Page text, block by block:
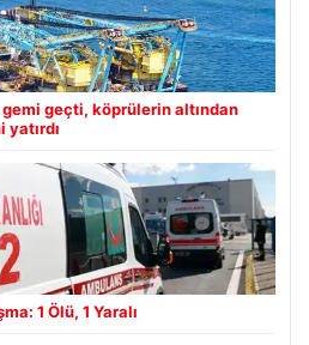
gemi geçti, köprülerin altından
1 Ölü, 1 Yaralı